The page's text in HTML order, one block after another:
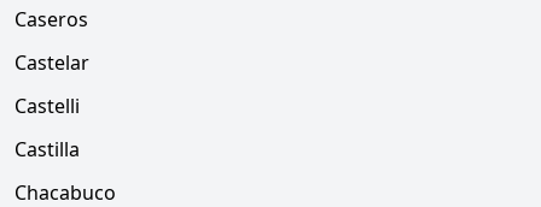
Caseros
Castelar
Castelli
Castilla
Chacabuco